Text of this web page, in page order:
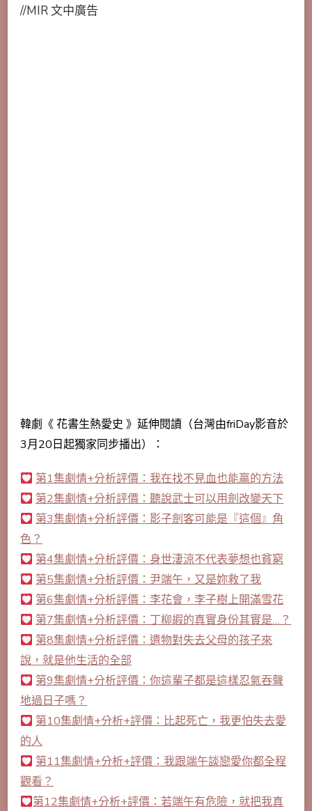
//MIR 文中廣告
韓劇《 花書生熱愛史 》延伸閱讀（台灣由friDay影音於
3月20日起獨家同步播出）：
第1集劇情+分析評價：我在找不見血也能贏的方法
第2集劇情+分析評價：聽說武士可以用劍改變天下
第3集劇情+分析評價：影子劍客可能是『這個』角
色？
第4集劇情+分析評價：身世淒涼不代表夢想也貧窮
第5集劇情+分析評價：尹端午，又是妳救了我
第6集劇情+分析評價：李花會，李子樹上開滿雪花
第7集劇情+分析評價：丁柳嘏的真實身份其實是…？
第8集劇情+分析評價：遺物對失去父母的孩子來
說，就是他生活的全部
第9集劇情+分析評價：你這輩子都是這樣忍氣吞聲
地過日子嗎？
第10集劇情+分析+評價：比起死亡，我更怕失去愛
的人
第11集劇情+分析+評價：我跟端午談戀愛你都全程
觀看？
第12集劇情+分析+評價：若端午有危險，就把我真